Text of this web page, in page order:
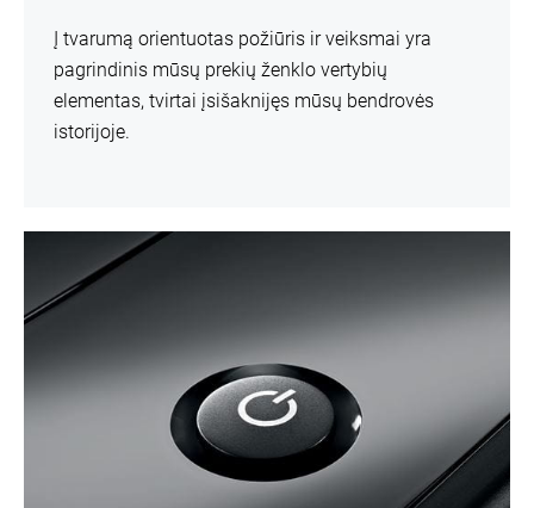
Į tvarumą orientuotas požiūris ir veiksmai yra
pagrindinis mūsų prekių ženklo vertybių
elementas, tvirtai įsišaknijęs mūsų bendrovės
istorijoje.
informacijos